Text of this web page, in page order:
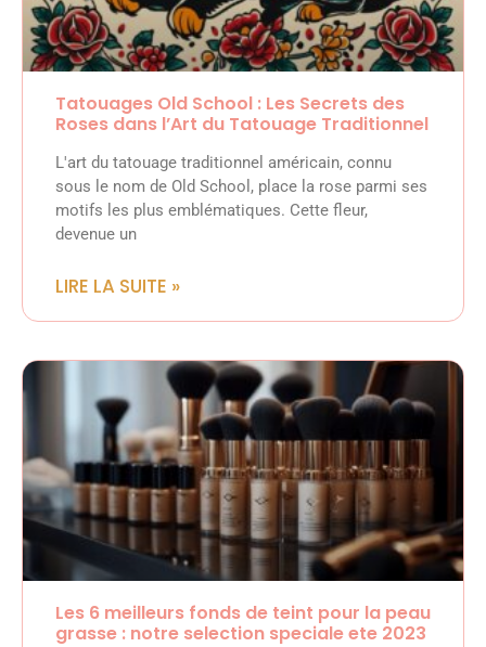
Tatouages Old School : Les Secrets des
Roses dans l’Art du Tatouage Traditionnel
L'art du tatouage traditionnel américain, connu
sous le nom de Old School, place la rose parmi ses
motifs les plus emblématiques. Cette fleur,
devenue un
LIRE LA SUITE »
Les 6 meilleurs fonds de teint pour la peau
grasse : notre selection speciale ete 2023